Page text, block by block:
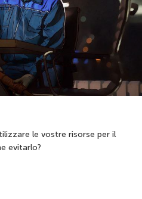
le vostre risorse per il
evitarlo?